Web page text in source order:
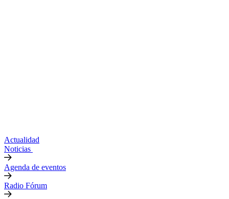
Actualidad
Noticias
Agenda de eventos
Radio Fórum